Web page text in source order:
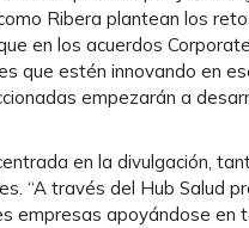
Ribera plantean los
en los acuerdos
que estén innovando en
empezarán a
en la divulgación,
“A través del Hub Salud
empresas apoyándose en